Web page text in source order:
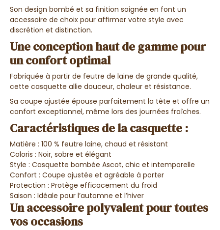
Son design bombé et sa finition soignée en font un
accessoire de choix pour affirmer votre style avec
discrétion et distinction.
Une conception haut de gamme pour
un confort optimal
Fabriquée à partir de feutre de laine de grande qualité,
cette casquette allie douceur, chaleur et résistance.
Sa coupe ajustée épouse parfaitement la tête et offre un
confort exceptionnel, même lors des journées fraîches.
Caractéristiques de la casquette :
Matière : 100 % feutre laine, chaud et résistant
Coloris : Noir, sobre et élégant
Style : Casquette bombée Ascot, chic et intemporelle
Confort : Coupe ajustée et agréable à porter
Protection : Protège efficacement du froid
Saison : Idéale pour l’automne et l’hiver
Un accessoire polyvalent pour toutes
vos occasions